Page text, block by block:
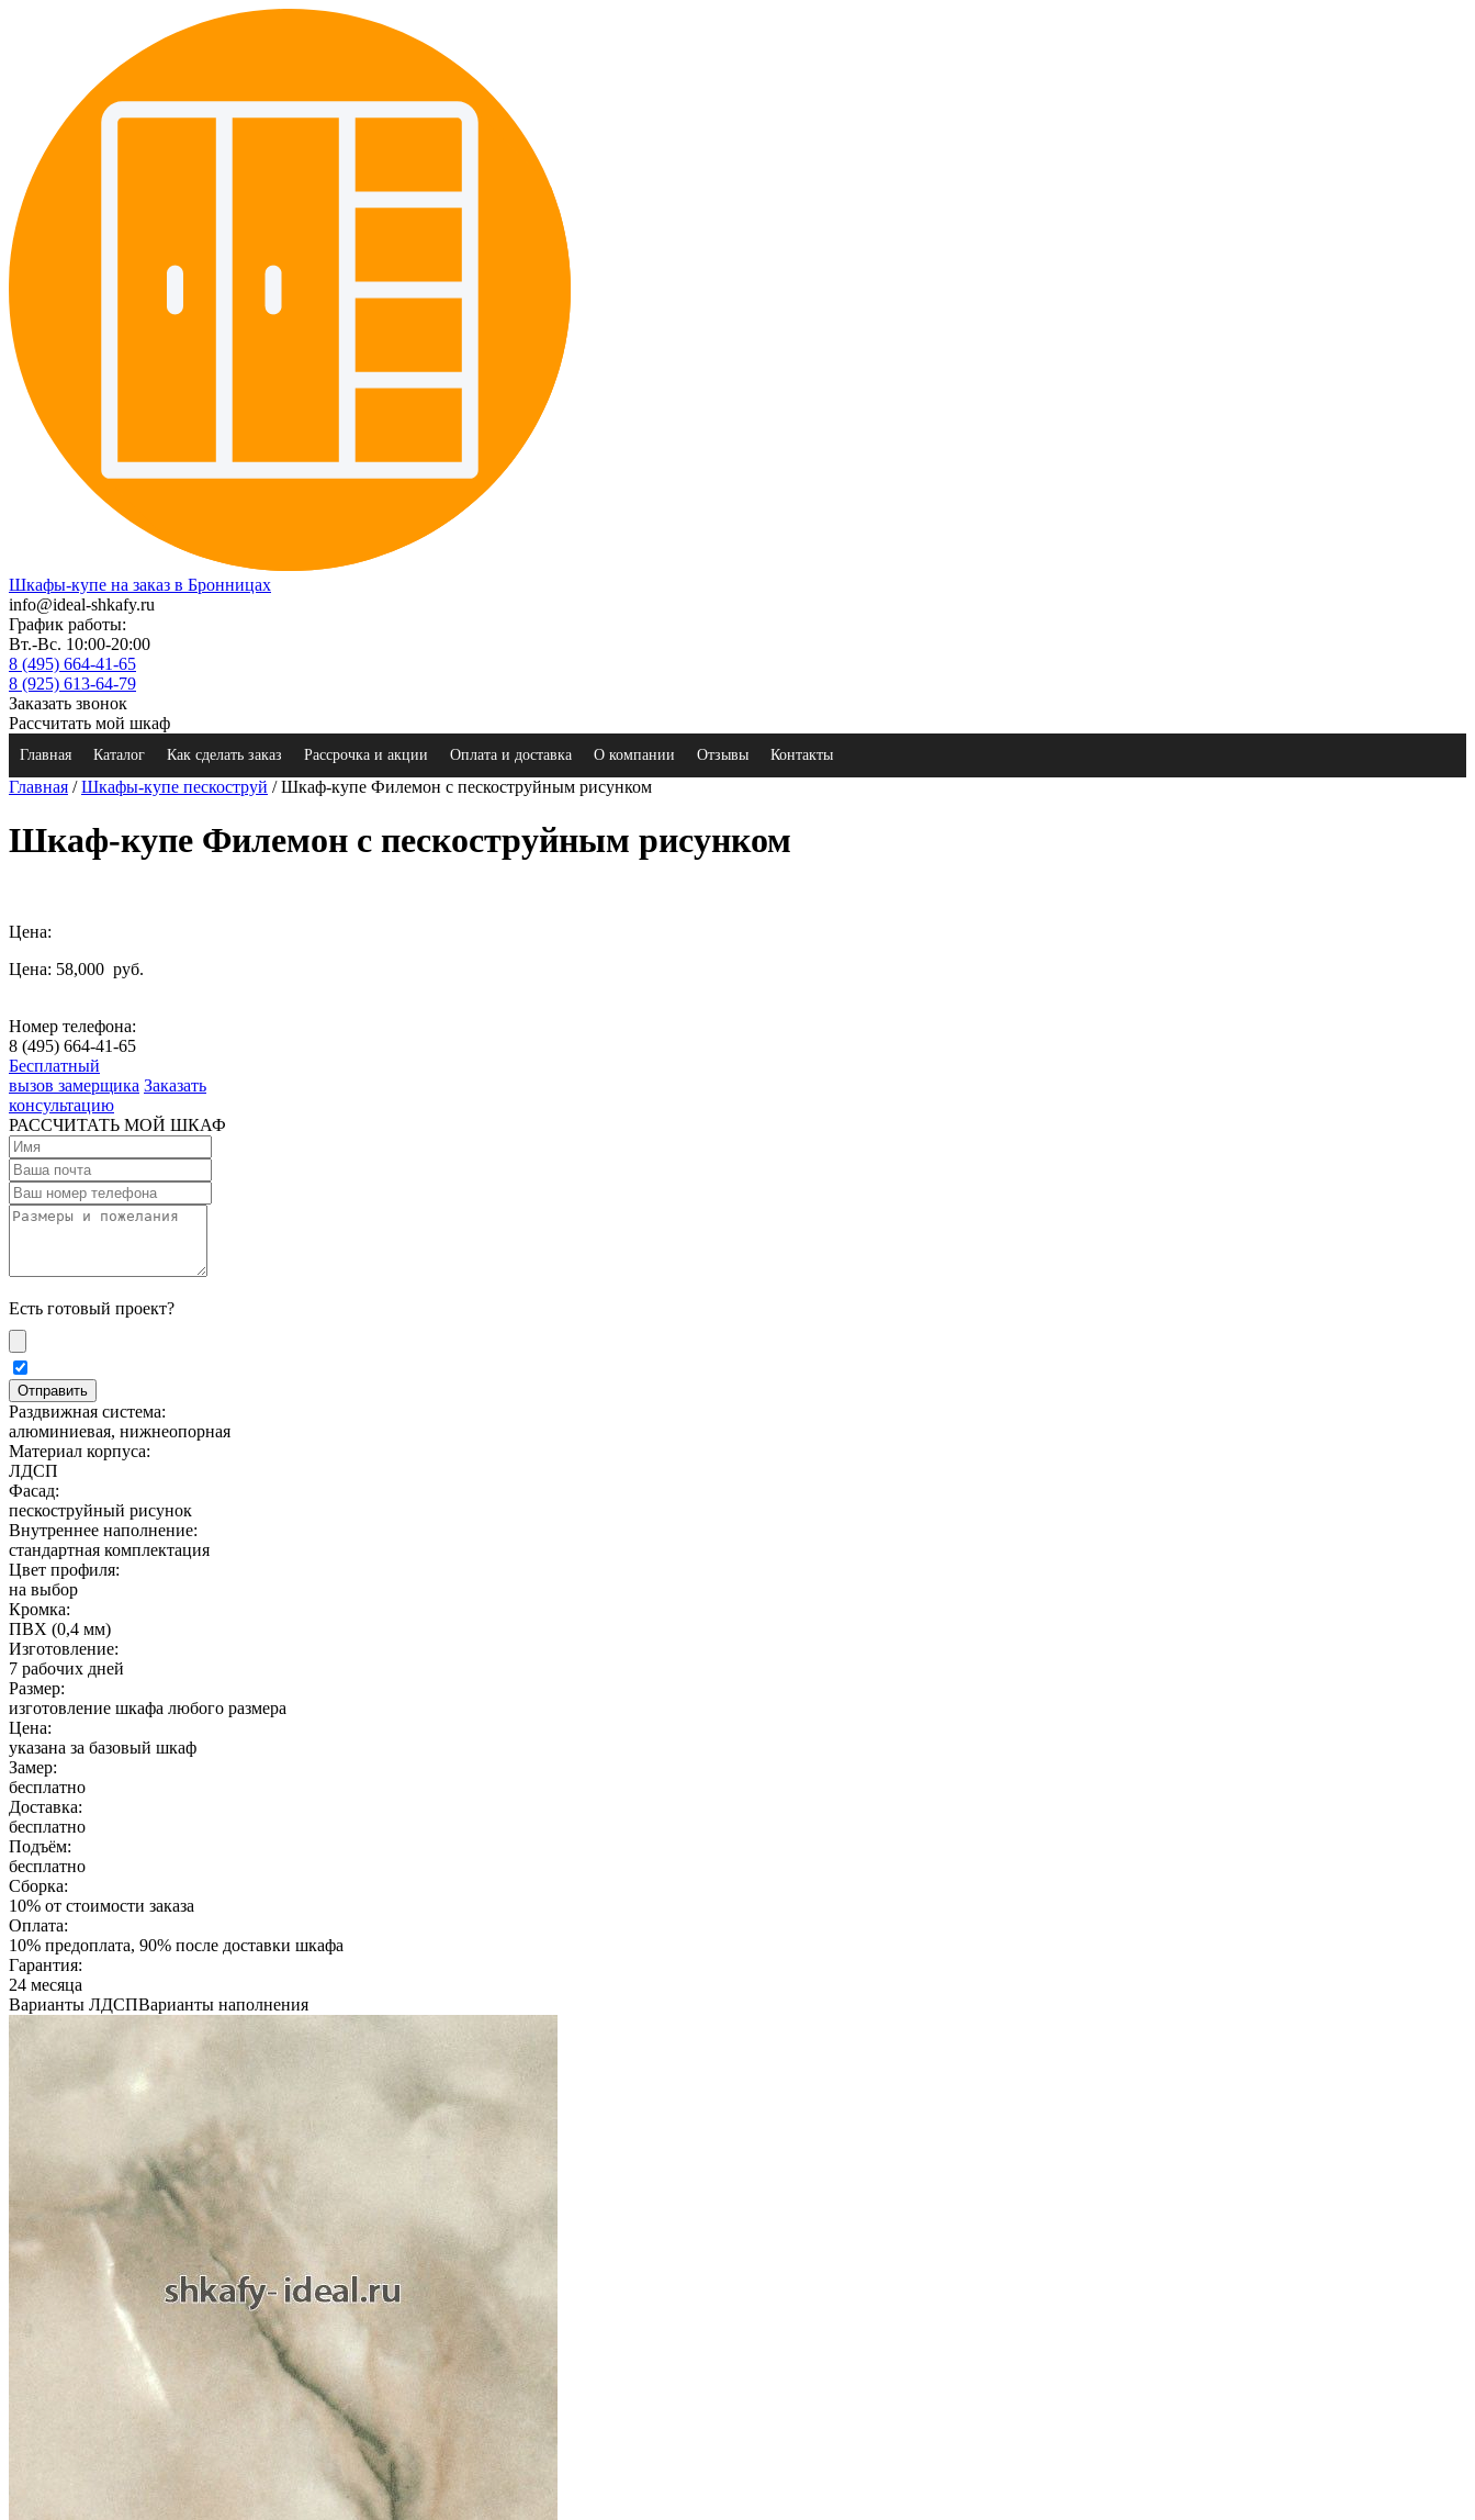
Шкафы-купе на заказ в Бронницах
info@ideal-shkafy.ru
График работы:
Вт.-Вс. 10:00-20:00
8 (495) 664-41-65
8 (925) 613-64-79
Заказать звонок
Рассчитать мой шкаф
Главная Каталог Как сделать заказ Рассрочка и акции Оплата и доставка О компании Отзывы Контакты
Главная /Шкафы-купе пескоструй / Шкаф-купе Филемон с пескоструйным рисунком
Шкаф-купе Филемон с пескоструйным рисунком
Цена:
Цена: 58,000 руб.
Номер телефона:
8 (495) 664-41-65
Бесплатный
вызов замерщика Заказать
консультацию
РАССЧИТАТЬ МОЙ ШКАФ
Есть готовый проект?
Раздвижная система:
алюминиевая, нижнеопорная
Материал корпуса:
ЛДСП
Фасад:
пескоструйный рисунок
Внутреннее наполнение:
стандартная комплектация
Цвет профиля:
на выбор
Кромка:
ПВХ (0,4 мм)
Изготовление:
7 рабочих дней
Размер:
изготовление шкафа любого размера
Цена:
указана за базовый шкаф
Замер:
бесплатно
Доставка:
бесплатно
Подъём:
бесплатно
Сборка:
10% от стоимости заказа
Оплата:
10% предоплата, 90% после доставки шкафа
Гарантия:
24 месяца
Варианты ЛДСПВарианты наполнения